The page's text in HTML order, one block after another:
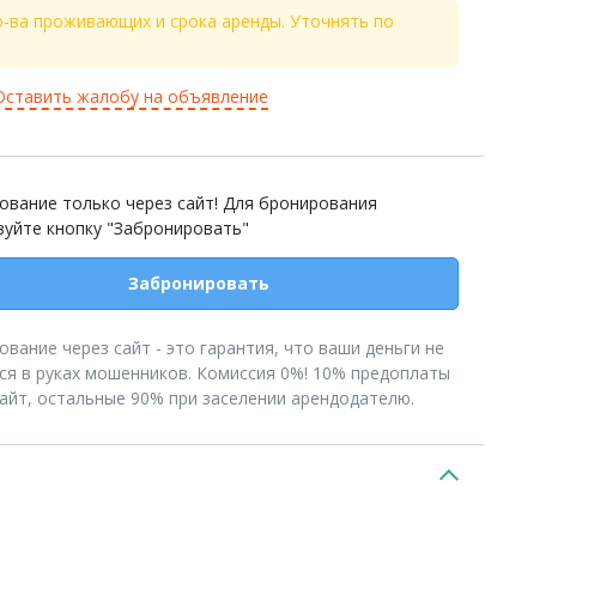
ва проживающих и срока аренды. Уточнять по
жалобу на объявление
только через сайт! Для бронирования
кнопку "Забронировать"
Забронировать
через сайт - это гарантия, что ваши деньги не
в руках мошенников. Комиссия 0%! 10% предоплаты
остальные 90% при заселении арендодателю.